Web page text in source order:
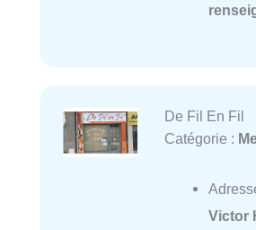
De Fil En Fil
Catégorie :
Victor